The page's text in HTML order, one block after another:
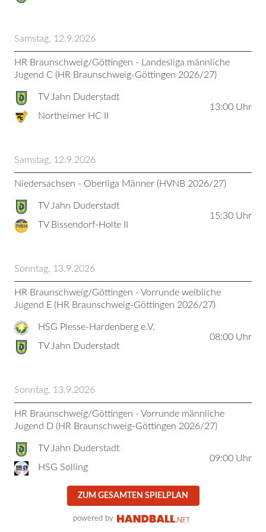
Samstag, 12.9.2026
HR Braunschweig/Göttingen - Landesliga männliche
Jugend C (HR Braunschweig-Göttingen 2026/27)
TV Jahn Duderstadt
Northeimer HC II
13:00 Uhr
Samstag, 12.9.2026
Niedersachsen - Oberliga Männer (HVNB 2026/27)
TV Jahn Duderstadt
TV Bissendorf-Holte II
15:30 Uhr
Sonntag, 13.9.2026
HR Braunschweig/Göttingen - Vorrunde weibliche
Jugend E (HR Braunschweig-Göttingen 2026/27)
HSG Plesse-Hardenberg e.V.
TV Jahn Duderstadt
08:00 Uhr
Sonntag, 13.9.2026
HR Braunschweig/Göttingen - Vorrunde männliche
Jugend D (HR Braunschweig-Göttingen 2026/27)
TV Jahn Duderstadt
HSG Solling
09:00 Uhr
ZUM GESAMTEN SPIELPLAN
powered by